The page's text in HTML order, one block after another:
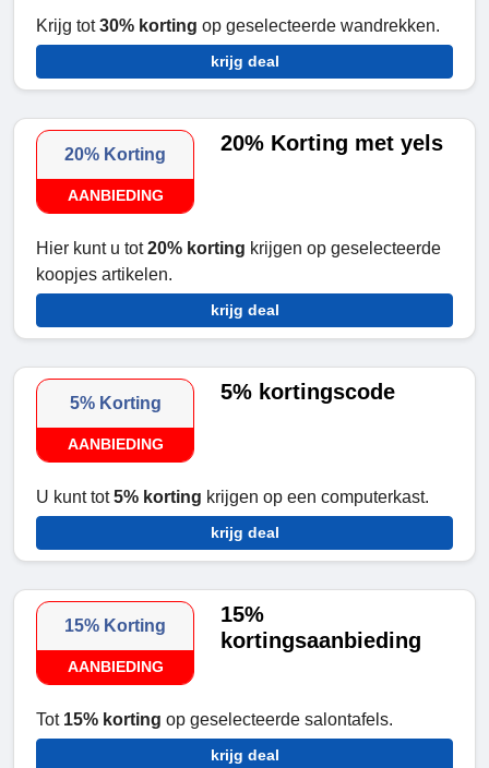
Krijg tot30% korting op geselecteerde wandrekken.
krijg deal
20% Korting
AANBIEDING
20% Korting met yels
Hier kunt u tot20% korting krijgen op geselecteerde
koopjes artikelen.
krijg deal
5% Korting
AANBIEDING
5% kortingscode
U kunt tot5% korting krijgen op een computerkast.
krijg deal
15% Korting
AANBIEDING
15%
kortingsaanbieding
Tot 15% korting op geselecteerde salontafels.
krijg deal